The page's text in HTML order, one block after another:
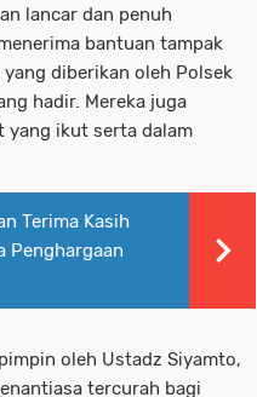
lancar dan penuh
bantuan tampak
diberikan oleh Polsek
hadir. Mereka juga
yang ikut serta dalam
Terima Kasih
Penghargaan
oleh Ustadz Siyamto,
tercurah bagi